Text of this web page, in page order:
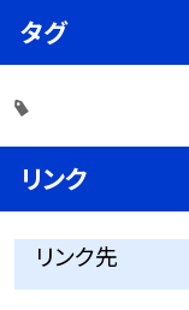
タグ
リンク
リンク先